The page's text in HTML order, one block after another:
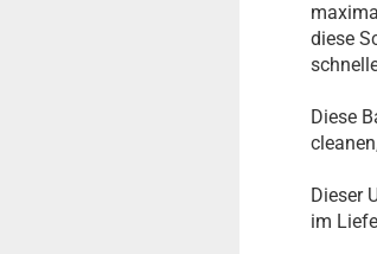
diese
Diese
Dieser
im